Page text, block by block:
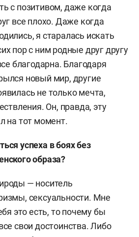
с позитивом, даже когда
все плохо. Даже когда
я старалась искать
пор с ним родные друг другу
благодарна. Благодаря
новый мир, другие
не только мечта,
Он, правда, эту
на тот момент.
успеха в боях без
образа?
— носитель
сексуальности. Мне
это есть, то почему бы
свои достоинства. Либо